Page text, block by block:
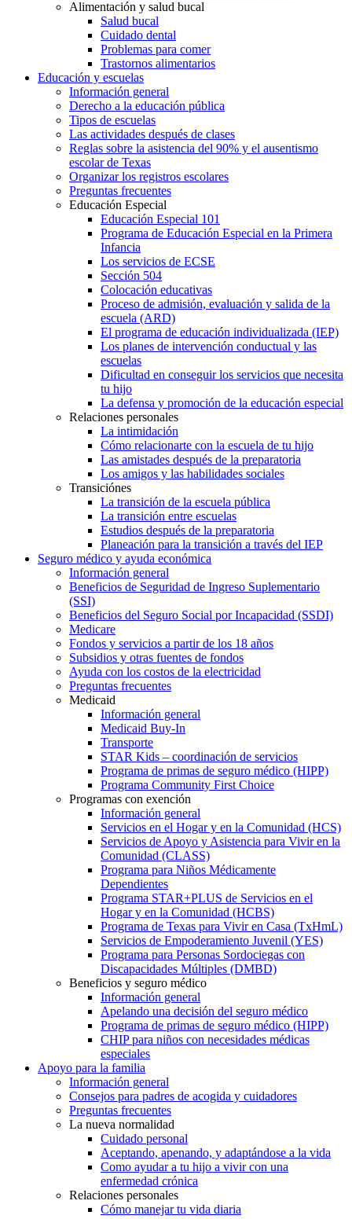
Alimentación y salud bucal
Salud bucal
Cuidado dental
Problemas para comer
Trastornos alimentarios
Educación y escuelas
Información general
Derecho a la educación pública
Tipos de escuelas
Las actividades después de clases
Reglas sobre la asistencia del 90% y el ausentismo
escolar de Texas
Organizar los registros escolares
Preguntas frecuentes
Educación Especial
Educación Especial 101
Programa de Educación Especial en la Primera
Infancia
Los servicios de ECSE
Sección 504
Colocación educativas
Proceso de admisión, evaluación y salida de la
escuela (ARD)
El programa de educación individualizada (IEP)
Los planes de intervención conductual y las
escuelas
Dificultad en conseguir los servicios que necesita
tu hijo
La defensa y promoción de la educación especial
Relaciones personales
La intimidación
Cómo relacionarte con la escuela de tu hijo
Las amistades después de la preparatoria
Los amigos y las habilidades sociales
Transiciónes
La transición de la escuela pública
La transición entre escuelas
Estudios después de la preparatoria
Planeación para la transición a través del IEP
Seguro médico y ayuda económica
Información general
Beneficios de Seguridad de Ingreso Suplementario
(SSI)
Beneficios del Seguro Social por Incapacidad (SSDI)
Medicare
Fondos y servicios a partir de los 18 años
Subsidios y otras fuentes de fondos
Ayuda con los costos de la electricidad
Preguntas frecuentes
Medicaid
Información general
Medicaid Buy-In
Transporte
STAR Kids – coordinación de servicios
Programa de primas de seguro médico (HIPP)
Programa Community First Choice
Programas con exención
Información general
Servicios en el Hogar y en la Comunidad (HCS)
Servicios de Apoyo y Asistencia para Vivir en la
Comunidad (CLASS)
Programa para Niños Médicamente
Dependientes
Programa STAR+PLUS de Servicios en el
Hogar y en la Comunidad (HCBS)
Programa de Texas para Vivir en Casa (TxHmL)
Servicios de Empoderamiento Juvenil (YES)
Programa para Personas Sordociegas con
Discapacidades Múltiples (DMBD)
Beneficios y seguro médico
Información general
Apelando una decisión del seguro médico
Programa de primas de seguro médico (HIPP)
CHIP para niños con necesidades médicas
especiales
Apoyo para la familia
Información general
Consejos para padres de acogida y cuidadores
Preguntas frecuentes
La nueva normalidad
Cuidado personal
Aceptando, apenando, y adaptándose a la vida
Como ayudar a tu hijo a vivir con una
enfermedad crónica
Relaciones personales
Cómo manejar tu vida diaria